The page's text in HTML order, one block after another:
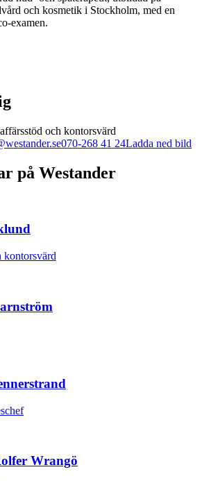
och kosmetik i Stockholm, med en
examen.
affärsstöd och kontorsvärd
070-268 41 24Ladda ned bild
på Westander
kontorsvärd
Wrangö